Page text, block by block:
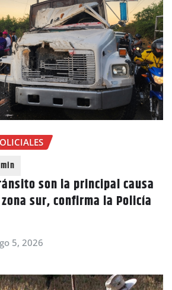
son la principal causa
sur, confirma la Policía
5, 2026